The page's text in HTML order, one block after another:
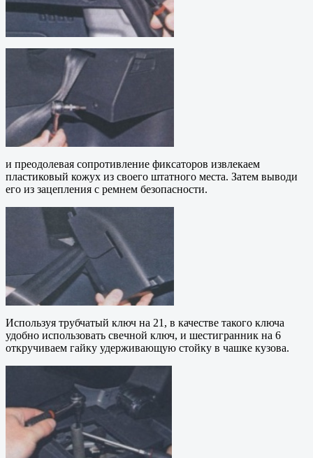
и преодолевая сопротивление фиксаторов извлекаем
пластиковый кожух из своего штатного места. Затем выводи
его из зацепления с ремнем безопасности.
Используя трубчатый ключ на 21, в качестве такого ключа
удобно использовать свечной ключ, и шестигранник на 6
откручиваем гайку удерживающую стойку в чашке кузова.